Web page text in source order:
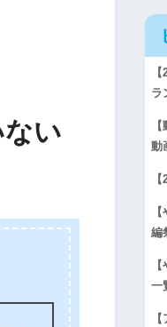
い
ラ
動
編
一